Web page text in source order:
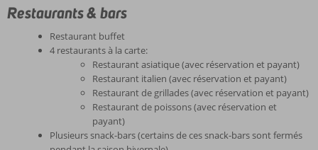
Restaurants & bars
Restaurant buffet
4 restaurants à la carte:
Restaurant asiatique (avec réservation et payant)
Restaurant italien (avec réservation et payant)
Restaurant de grillades (avec réservation et payant)
Restaurant de poissons (avec réservation et
payant)
Plusieurs snack-bars (certains de ces snack-bars sont fermés